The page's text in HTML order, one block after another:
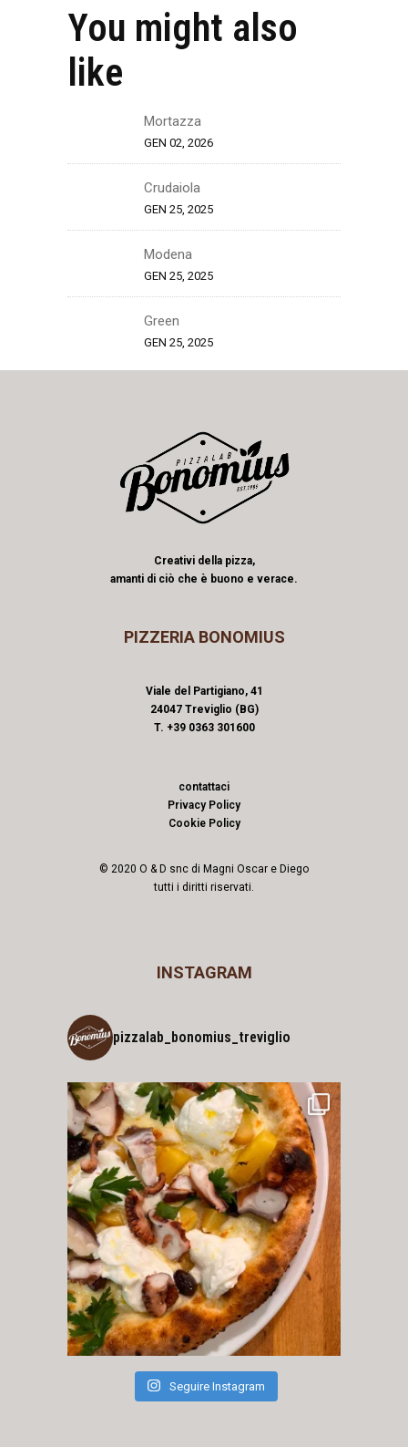
You might also
like
Mortazza
GEN 02, 2026
Crudaiola
GEN 25, 2025
Modena
GEN 25, 2025
Green
GEN 25, 2025
Creativi della pizza,
amanti di ciò che è buono e verace.
PIZZERIA BONOMIUS
Viale del Partigiano, 41
24047 Treviglio (BG)
T. +39 0363 301600
contattaci
Privacy Policy
Cookie Policy
© 2020 O & D snc di Magni Oscar e Diego
tutti i diritti riservati.
INSTAGRAM
pizzalab_bonomius_treviglio
Seguire Instagram